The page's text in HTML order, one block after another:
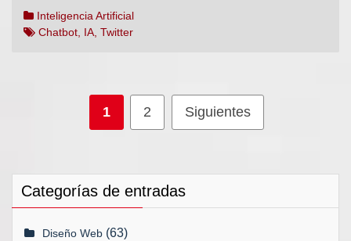
Inteligencia Artificial
Chatbot, IA, Twitter
Paginación1 2 Siguientes
Categorías de entradas
Diseño Web (63)